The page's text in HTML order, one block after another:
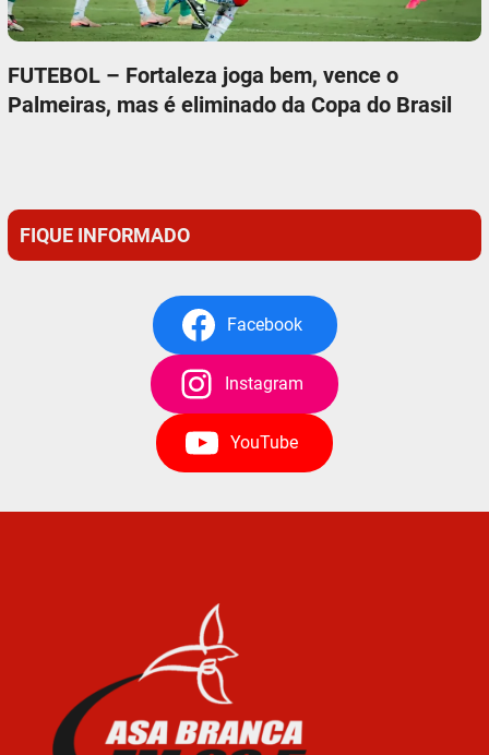
FUTEBOL – Fortaleza joga bem, vence o
Palmeiras, mas é eliminado da Copa do Brasil
FIQUE INFORMADO
Facebook
Instagram
YouTube